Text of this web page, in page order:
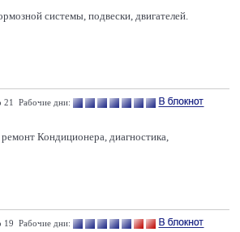
системы, подвески, двигателей.
21 Рабочие дни:
Кондиционера, диагностика,
19 Рабочие дни: